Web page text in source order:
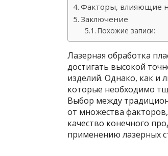
Факторы, влияющие
Заключение
Похожие записи:
Лазерная обработка
достигать высокой
изделий. Однако, как и
которые необходимо
Выбор между
от множества
качество конечного
применению лазерных